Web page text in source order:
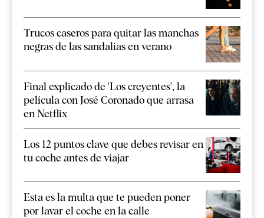
Trucos caseros para quitar las manchas
negras de las sandalias en verano
Final explicado de 'Los creyentes', la
película con José Coronado que arrasa
en Netflix
Los 12 puntos clave que debes revisar en
tu coche antes de viajar
Esta es la multa que te pueden poner
por lavar el coche en la calle